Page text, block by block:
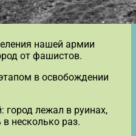
нашей армии
от фашистов.
в освобождении
лежал в руинах,
в несколько раз.